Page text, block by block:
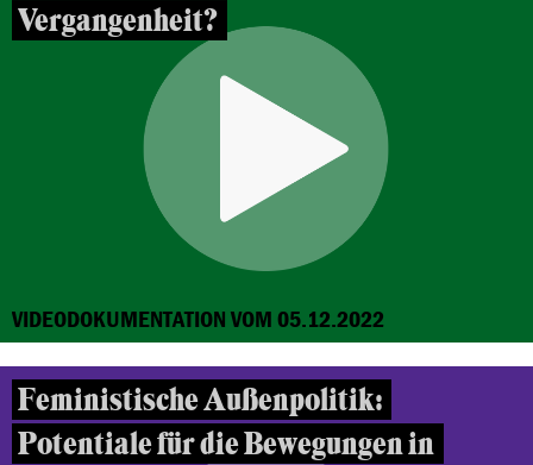
Vergangenheit?
VIDEODOKUMENTATION VOM 05.12.2022
Feministische Außenpolitik:
Potentiale für die Bewegungen in